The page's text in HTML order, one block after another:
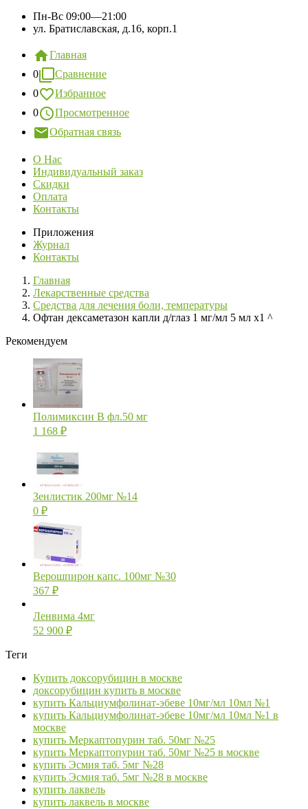
Пн-Вс 09:00—21:00
ул. Братиславская, д.16, корп.1
Главная
0
Сравнение
0
Избранное
0
Просмотренное
Обратная связь
О Нас
Индивидуальный заказ
Скидки
Оплата
Контакты
Приложения
Журнал
Контакты
Главная
Лекарственные средства
Средства для лечения боли, температуры
Офтан дексаметазон капли д/глаз 1 мг/мл 5 мл х1 ^
Рекомендуем
Полимиксин В фл.50 мг
1 168 ₽
Зенлистик 200мг №14
0 ₽
Верошпирон капс. 100мг №30
367 ₽
Ленвима 4мг
52 900 ₽
Теги
Купить доксорубицин в москве
доксорубицин купить в москве
купить Кальциумфолинат-эбеве 10мг/мл 10мл №1
купить Кальциумфолинат-эбеве 10мг/мл 10мл №1 в
москве
купить Меркаптопурин таб. 50мг №25
купить Меркаптопурин таб. 50мг №25 в москве
купить Эсмия таб. 5мг №28
купить Эсмия таб. 5мг №28 в москве
купить лаквель
купить лаквель в москве